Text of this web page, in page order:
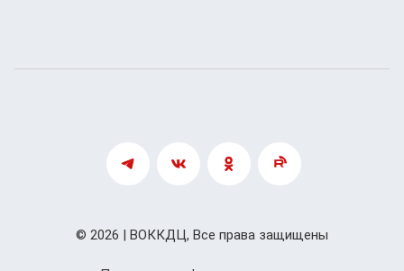
© 2026 | ВОККДЦ, Все права защищены